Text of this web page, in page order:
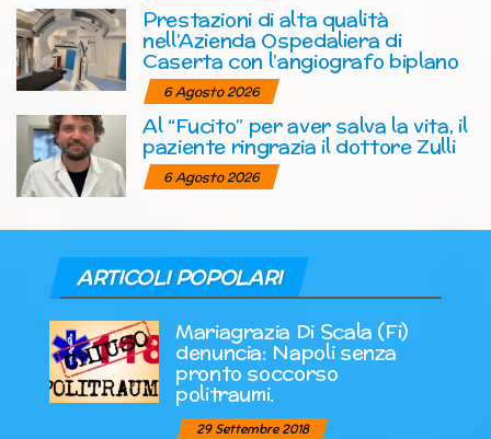
Prestazioni di alta qualità
nell’Azienda Ospedaliera di
Caserta con l’angiografo biplano
6 Agosto 2026
Al “Fucito” per aver salva la vita, il
paziente ringrazia il dottore Zulli
6 Agosto 2026
ARTICOLI POPOLARI
Mariagrazia Di Scala (Fi)
denuncia: Napoli senza
pronto soccorso
politraumi.
29 Settembre 2018